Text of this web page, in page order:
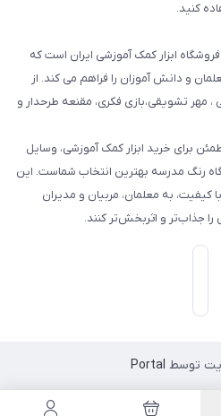
کنید.
ابزار کمک آموزشی ایران است که
و دانش آموزان را فراهم می کند. از
، مهر تشویقی،بازی فکری، مقنعه طرحدار و
برای خرید ابزار کمک آموزشی، وسایل
رنگ مدرسه بهترین انتخاب شماست. این
کیفیت، به معلمان، مربیان و مدیران
جذاب‌تر و اثربخش‌تر کنند.
توسط Portal